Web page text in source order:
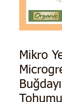
Mikro